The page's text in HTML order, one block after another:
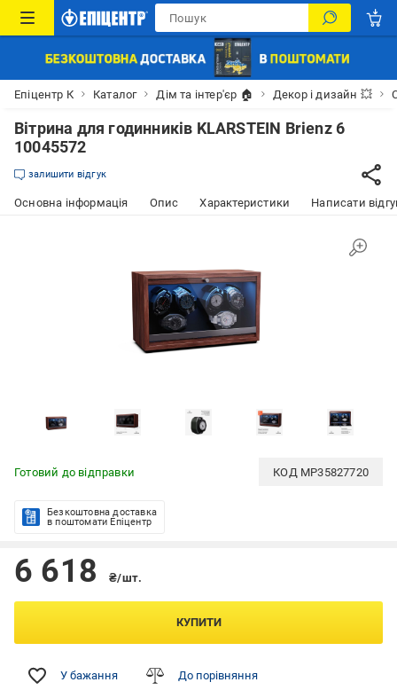
Епіцентр К Каталог Дім та інтер'єр 🏠 Декор і дизайн 💥
Вітрина для годинників KLARSTEIN Brienz 6
10045572
залишити відгук
Основна інформація Опис Характеристики Написати
Готовий до відправки КОД MP35827720
Безкоштовна доставка
в поштомати Епіцентр
6 618 ₴/шт.
КУПИТИ
У бажання До порівняння